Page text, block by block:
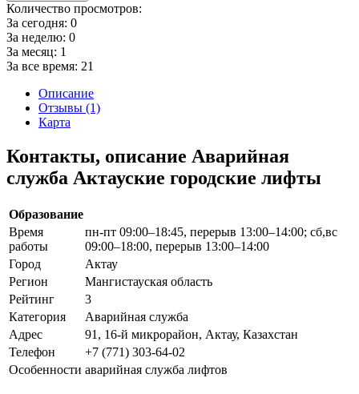
Количество просмотров:
За сегодня: 0
За неделю: 0
За месяц: 1
За все время: 21
Описание
Отзывы (1)
Карта
Контакты, описание Аварийная
служба Актауские городские лифты
Образование
Время
работы
пн-пт 09:00–18:45, перерыв 13:00–14:00; сб,вс
09:00–18:00, перерыв 13:00–14:00
Город
Актау
Регион
Мангистауская область
Рейтинг
3
Категория
Аварийная служба
Адрес
91, 16-й микрорайон, Актау, Казахстан
Телефон
+7 (771) 303-64-02
Особенности аварийная служба лифтов